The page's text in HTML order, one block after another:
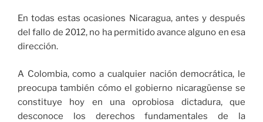
En todas estas ocasiones Nicaragua, antes y después
del fallo de 2012, no ha permitido avance alguno en esa
dirección.
A Colombia, como a cualquier nación democrática, le
preocupa también cómo el gobierno nicaragüense se
constituye hoy en una oprobiosa dictadura, que
desconoce los derechos fundamentales de la